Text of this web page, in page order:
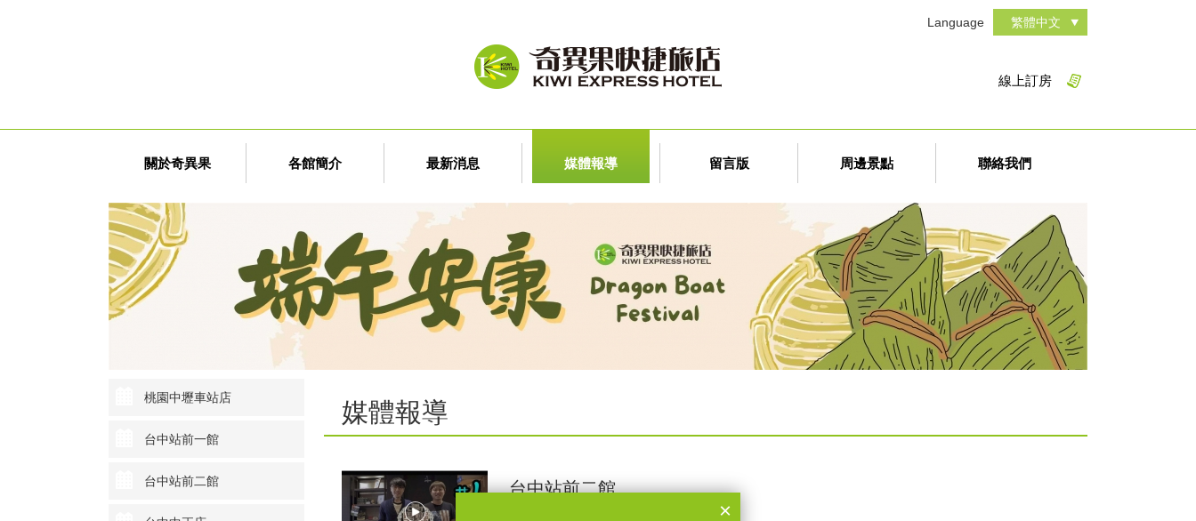
Language 繁體中文
線上訂房
關於奇異果 各館簡介 最新消息 媒體報導 留言版 周邊景點 聯絡我們
桃園中壢車站店
台中站前一館
台中站前二館
媒體報導
台中站前二館
×